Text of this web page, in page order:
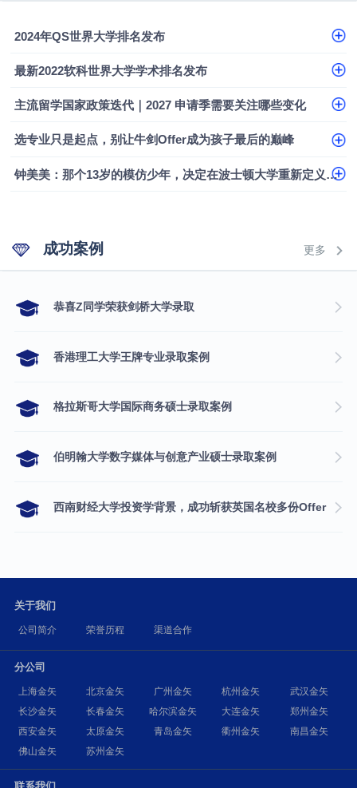
上海财经大学经济学背景成功斩获爱丁堡大学经济学
香港浸会大学伦理与公共事务硕士录取
从上海财大2+2到谢菲尔德：低均分逆袭QS百强金
融会计硕士实录
​恭喜Z同学荣获剑桥大学录取
2024年QS世界大学排名发布
最新2022软科世界大学学术排名发布
主流留学国家政策迭代｜2027 申请季需要关注哪些变化
选专业只是起点，别让牛剑Offer成为孩子最后的巅峰
钟美美：那个13岁的模仿少年，决定在波士顿大学重新定义自己
成功案例 更多
​恭喜Z同学荣获剑桥大学录取
香港理工大学王牌专业录取案例
格拉斯哥大学国际商务硕士录取案例
伯明翰大学数字媒体与创意产业硕士录取案例
西南财经大学投资学背景，成功斩获英国名校多份Offer
关于我们
公司简介 荣誉历程 渠道合作
分公司
上海金矢 北京金矢 广州金矢 杭州金矢
武汉金矢
长沙金矢
长春金矢 哈尔滨金矢 大连金矢
郑州金矢
西安金矢
太原金矢 青岛金矢 衢州金矢
南昌金矢
佛山金矢
苏州金矢